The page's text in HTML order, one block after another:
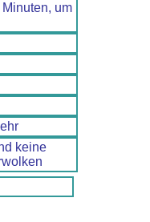
Minuten, um
keine